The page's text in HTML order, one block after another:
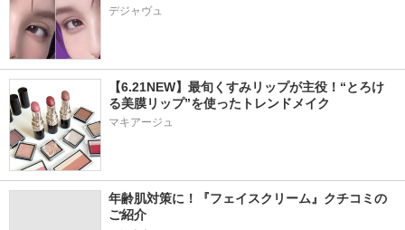
デジャヴュ
【6.21NEW】最旬くすみリップが主役！“とろけ
る美膜リップ”を使ったトレンドメイク
マキアージュ
年齢肌対策に！『フェイスクリーム』クチコミの
ご紹介